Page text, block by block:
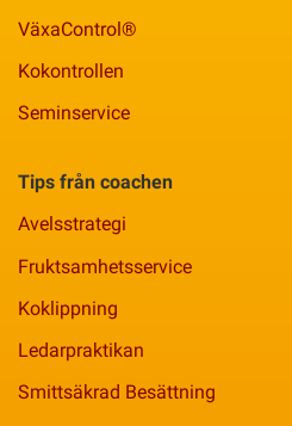
VäxaControl®
Kokontrollen
Seminservice
Tips från coachen
Avelsstrategi
Fruktsamhetsservice
Koklippning
Ledarpraktikan
Smittsäkrad Besättning